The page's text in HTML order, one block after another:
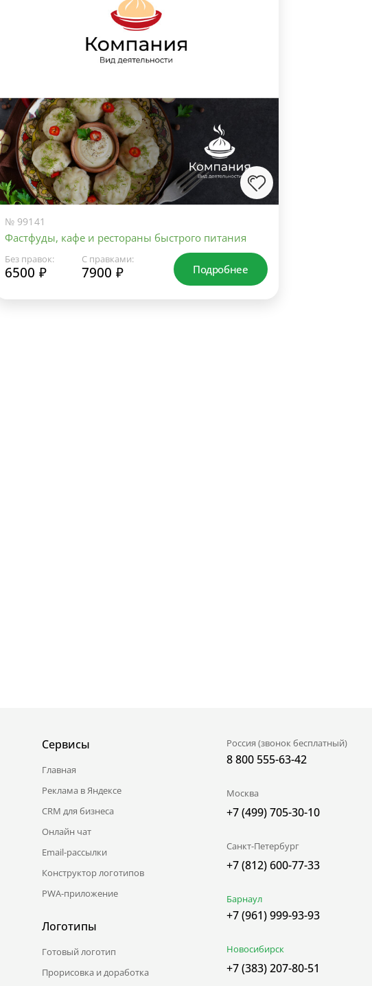
№ 99141
Фастфуды, кафе и рестораны быстрого питания
Без правок:
6500 ₽
С правками:
7900 ₽ Подробнее
Сервисы
Главная
Реклама в Яндексе
CRM для бизнеса
Онлайн чат
Email-рассылки
Конструктор логотипов
PWA-приложение
Логотипы
Готовый логотип
Прорисовка и доработка
Россия (звонок бесплатный)
8 800 555-63-42
Москва
+7 (499) 705-30-10
Санкт-Петербург
+7 (812) 600-77-33
Барнаул
+7 (961) 999-93-93
Новосибирск
+7 (383) 207-80-51